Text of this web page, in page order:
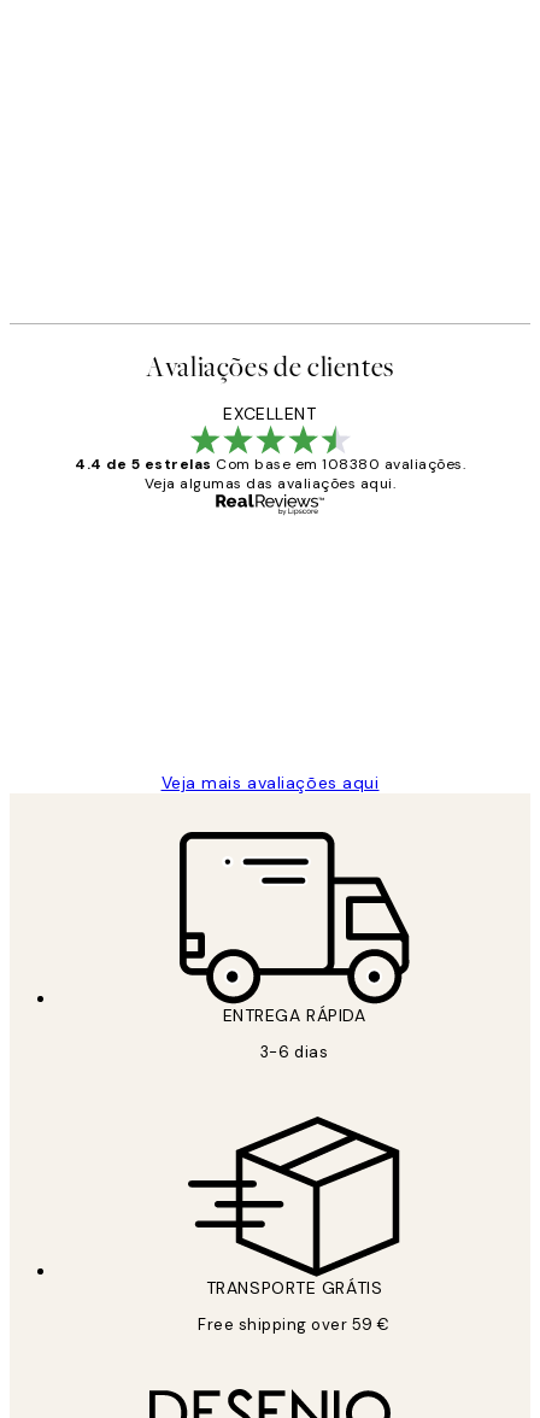
Avaliações de clientes
EXCELLENT
4.4 de 5 estrelas Com base em 108380 avaliações.
Veja algumas das avaliações aqui.
Veja mais avaliações aqui
ENTREGA RÁPIDA
3-6 dias
TRANSPORTE GRÁTIS
Free shipping over 59 €